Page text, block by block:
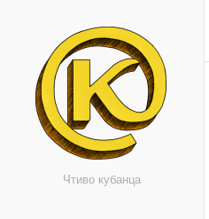
Чтиво кубанца